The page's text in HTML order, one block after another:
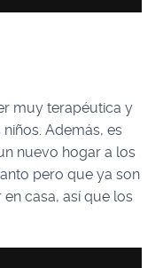
muy terapéutica y
Además, es
nuevo hogar a los
pero que ya son
en casa, así que los